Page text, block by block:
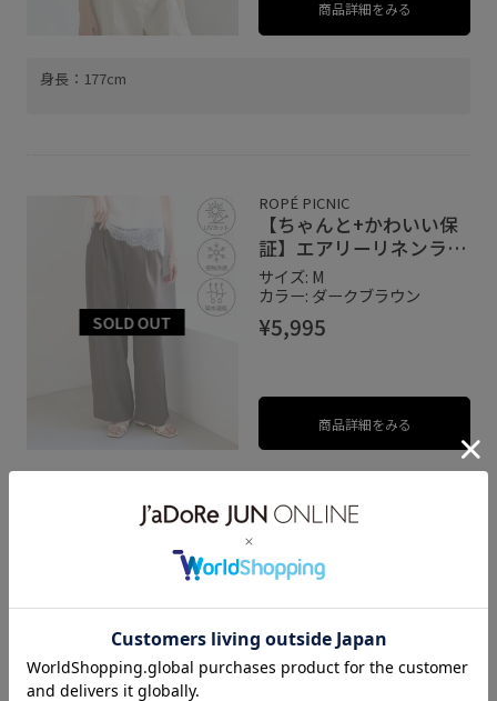
商品詳細をみる
身長：177cm
ROPÉ PICNIC
【ちゃんと+かわいい保
証】エアリーリネンライ
ク タックワイドパン
ツ/UVカット・速乾
サイズ: M
カラー: ダークブラウン
¥5,995
商品詳細をみる
【ちゃんと+かわいい保
証】エアリーリネンライ
ク ダブルジャケット/接